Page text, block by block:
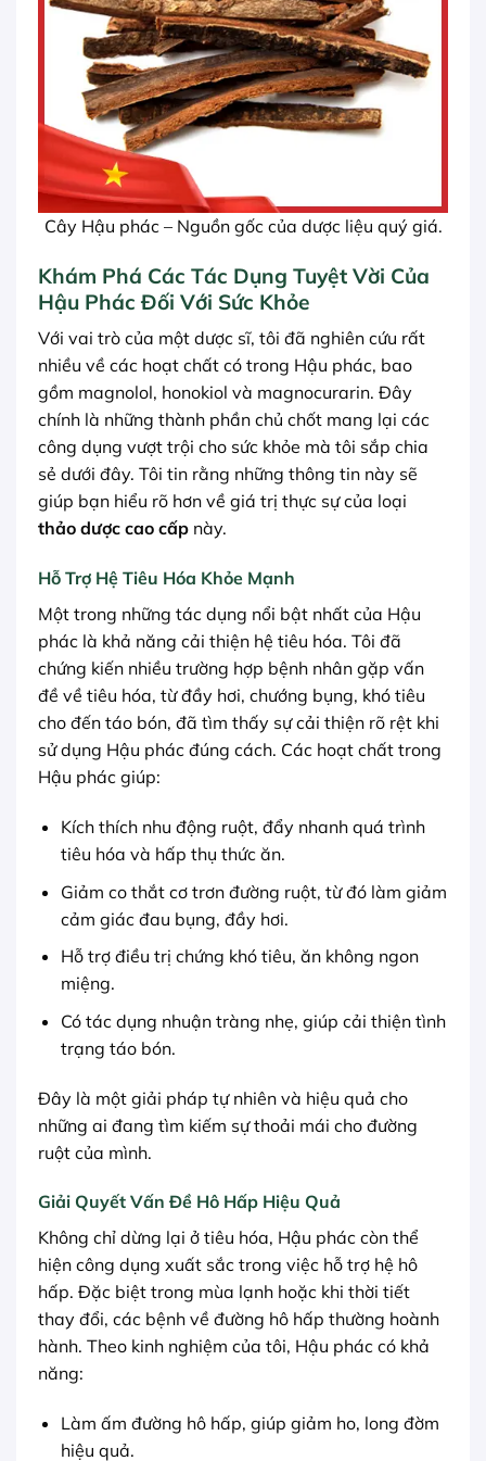
Cây Hậu phác – Nguồn gốc của dược liệu quý giá.
Khám Phá Các Tác Dụng Tuyệt Vời Của
Hậu Phác Đối Với Sức Khỏe
Với vai trò của một dược sĩ, tôi đã nghiên cứu rất
nhiều về các hoạt chất có trong Hậu phác, bao
gồm magnolol, honokiol và magnocurarin. Đây
chính là những thành phần chủ chốt mang lại các
công dụng vượt trội cho sức khỏe mà tôi sắp chia
sẻ dưới đây. Tôi tin rằng những thông tin này sẽ
giúp bạn hiểu rõ hơn về giá trị thực sự của loại
thảo dược cao cấp này.
Hỗ Trợ Hệ Tiêu Hóa Khỏe Mạnh
Một trong những tác dụng nổi bật nhất của Hậu
phác là khả năng cải thiện hệ tiêu hóa. Tôi đã
chứng kiến nhiều trường hợp bệnh nhân gặp vấn
đề về tiêu hóa, từ đầy hơi, chướng bụng, khó tiêu
cho đến táo bón, đã tìm thấy sự cải thiện rõ rệt khi
sử dụng Hậu phác đúng cách. Các hoạt chất trong
Hậu phác giúp:
Kích thích nhu động ruột, đẩy nhanh quá trình
tiêu hóa và hấp thụ thức ăn.
Giảm co thắt cơ trơn đường ruột, từ đó làm giảm
cảm giác đau bụng, đầy hơi.
Hỗ trợ điều trị chứng khó tiêu, ăn không ngon
miệng.
Có tác dụng nhuận tràng nhẹ, giúp cải thiện tình
trạng táo bón.
Đây là một giải pháp tự nhiên và hiệu quả cho
những ai đang tìm kiếm sự thoải mái cho đường
ruột của mình.
Giải Quyết Vấn Đề Hô Hấp Hiệu Quả
Không chỉ dừng lại ở tiêu hóa, Hậu phác còn thể
hiện công dụng xuất sắc trong việc hỗ trợ hệ hô
hấp. Đặc biệt trong mùa lạnh hoặc khi thời tiết
thay đổi, các bệnh về đường hô hấp thường hoành
hành. Theo kinh nghiệm của tôi, Hậu phác có khả
năng:
Làm ấm đường hô hấp, giúp giảm ho, long đờm
hiệu quả.